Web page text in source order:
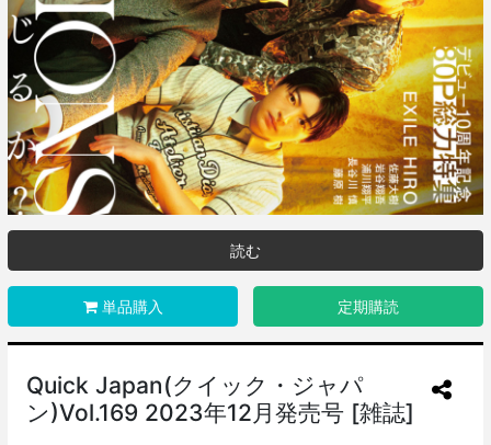
読む
単品購入 定期購読
Quick Japan(クイック・ジャパ
ン)Vol.169 2023年12月発売号 [雑誌]